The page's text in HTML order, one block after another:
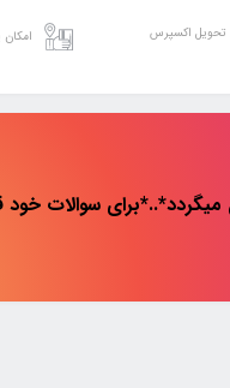
تحویل اکسپرس امکان
سوالات خود